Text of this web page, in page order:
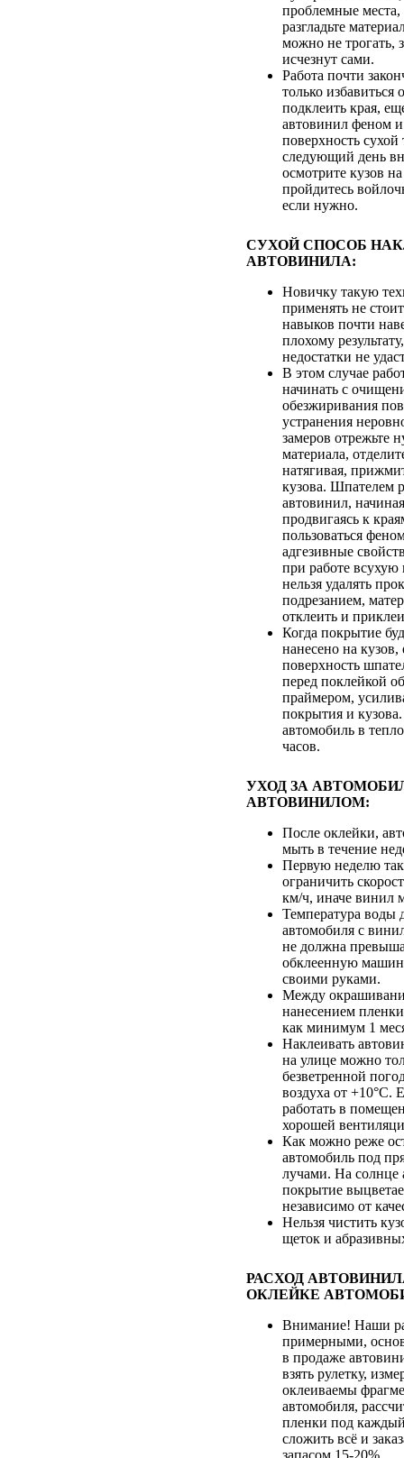
проблемные
разгладьте
можно не трогать,
исчезнут сами.
Работа почти
только избавиться
подклеить края,
автовинил феном и
поверхность
следующий день
осмотрите кузов
пройдитесь
если нужно.
СУХОЙ СПОСОБ
АВТОВИНИЛА:
Новичку такую
применять не
навыков почти
плохому
недостатки не
В этом случае
начинать с
обезжиривания
устранения
замеров отрежьте
материала,
натягивая,
кузова. Шпателем
автовинил,
продвигаясь к
пользоваться
адгезивные
при работе
нельзя удалять
подрезанием,
отклеить и
Когда покрытие
нанесено на кузов,
поверхность
перед поклейкой
праймером,
покрытия и кузова.
автомобиль в
часов.
УХОД ЗА
АВТОВИНИЛОМ:
После оклейки,
мыть в течение
Первую неделю
ограничить
км/ч, иначе винил
Температура воды
автомобиля с
не должна
обклеенную
своими руками.
Между
нанесением
как минимум 1
Наклеивать
на улице можно
безветренной
воздуха от +10°С.
работать в
хорошей
Как можно реже
автомобиль под
лучами. На солнце
покрытие
независимо от
Нельзя чистить
щеток и
РАСХОД
ОКЛЕЙКЕ
Внимание! Наши
примерными,
в продаже
взять рулетку,
оклеиваемы
автомобиля,
пленки под
сложить всё и
запасом 15-20%.